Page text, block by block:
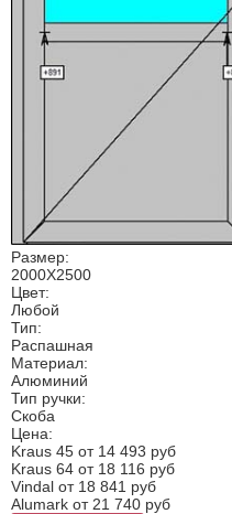
Размер:
2000Х2500
Цвет:
Любой
Тип:
Распашная
Материал:
Алюминий
Тип ручки:
Скоба
Цена:
Kraus 45 от 14 493 руб
Kraus 64 от 18 116 руб
Vindal от 18 841 руб
Alumark от 21 740 руб